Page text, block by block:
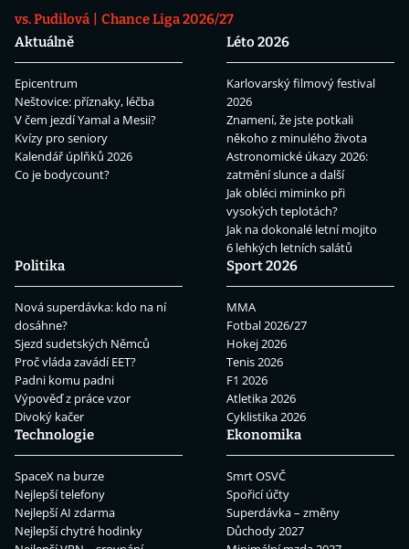
vs. Pudilová
Chance Liga 2026/27
Aktuálně
Epicentrum
Neštovice: příznaky, léčba
V čem jezdí Yamal a Mesii?
Kvízy pro seniory
Kalendář úplňků 2026
Co je bodycount?
Léto 2026
Karlovarský filmový festival
2026
Znamení, že jste potkali
někoho z minulého života
Astronomické úkazy 2026:
zatmění slunce a další
Jak obléci miminko při
vysokých teplotách?
Jak na dokonalé letní mojito
6 lehkých letních salátů
Politika
Nová superdávka: kdo na ní
dosáhne?
Sjezd sudetských Němců
Proč vláda zavádí EET?
Padni komu padni
Výpověď z práce vzor
Divoký kačer
Sport 2026
MMA
Fotbal 2026/27
Hokej 2026
Tenis 2026
F1 2026
Atletika 2026
Cyklistika 2026
Technologie
SpaceX na burze
Nejlepší telefony
Nejlepší AI zdarma
Nejlepší chytré hodinky
Ekonomika
Smrt OSVČ
Spořicí účty
Superdávka – změny
Důchody 2027